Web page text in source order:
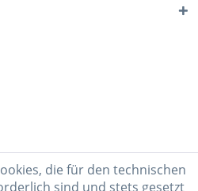
die für den technischen
sind und stets gesetzt